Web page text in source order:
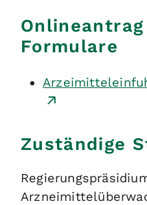
Formulare
Zuständige